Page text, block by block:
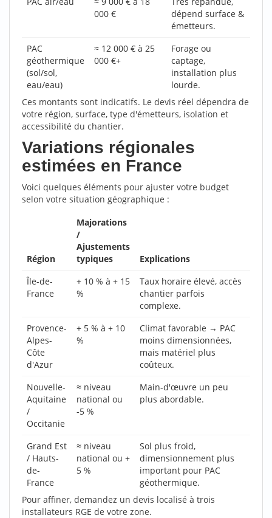
000 €
dépend surface &
émetteurs.
PAC
géothermique
(sol/sol,
eau/eau)
≈ 12 000 € à 25
000 €+
Forage ou
captage,
installation plus
lourde.
Ces montants sont indicatifs. Le devis réel dépendra de
votre région, surface, type d'émetteurs, isolation et
accessibilité du chantier.
Variations régionales
estimées en France
Voici quelques éléments pour ajuster votre budget
selon votre situation géographique :
Région
Majorations
/
Ajustements
typiques
Explications
Île-de-
France
+ 10 % à + 15
%
Taux horaire élevé, accès
chantier parfois
complexe.
Provence-
Alpes-
Côte
d'Azur
+ 5 % à + 10
%
Climat favorable → PAC
moins dimensionnées,
mais matériel plus
coûteux.
Nouvelle-
Aquitaine
/
Occitanie
≈ niveau
national ou
-5 %
Main-d'œuvre un peu
plus abordable.
Grand Est
/ Hauts-
de-
France
≈ niveau
national ou +
5 %
Sol plus froid,
dimensionnement plus
important pour PAC
géothermique.
Pour affiner, demandez un devis localisé à trois
installateurs RGE de votre zone.